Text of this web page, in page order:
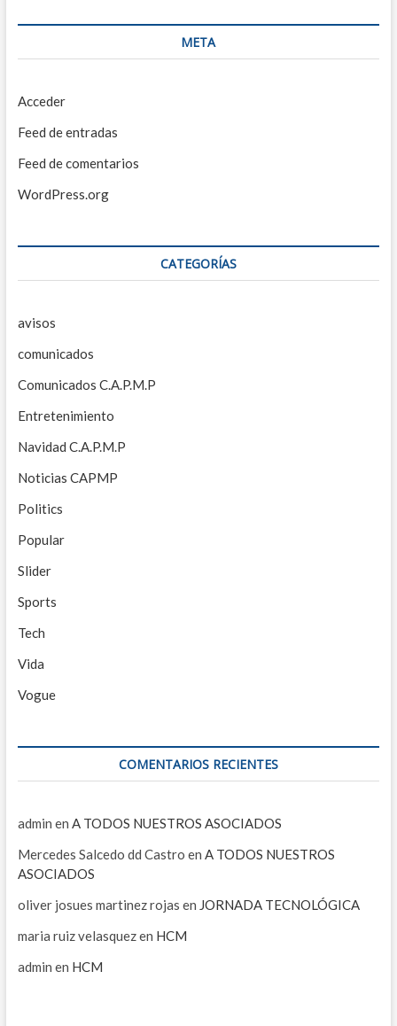
META
Acceder
Feed de entradas
Feed de comentarios
WordPress.org
CATEGORÍAS
avisos
comunicados
Comunicados C.A.P.M.P
Entretenimiento
Navidad C.A.P.M.P
Noticias CAPMP
Politics
Popular
Slider
Sports
Tech
Vida
Vogue
COMENTARIOS RECIENTES
admin en A TODOS NUESTROS ASOCIADOS
Mercedes Salcedo dd Castro en A TODOS NUESTROS
ASOCIADOS
oliver josues martinez rojas en JORNADA TECNOLÓGICA
maria ruiz velasquezen HCM
admin en HCM